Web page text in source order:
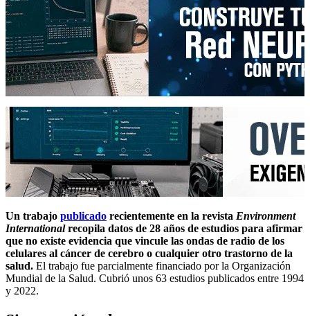
Un trabajo publicado recientemente en la revista Environment
Internationalrecopila datos de 28 años de estudios para afirmar
que no existe evidencia que vincule las ondas de radio de los
celulares al cáncer de cerebro o cualquier otro trastorno de la
salud. El trabajo fue parcialmente financiado por la Organización
Mundial de la Salud. Cubrió unos 63 estudios publicados entre 1994
y 2022.